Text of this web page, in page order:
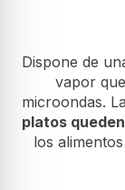
Dispone de
vapor
microondas.
platos
los